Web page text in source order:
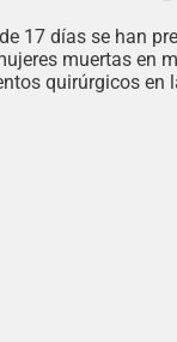
17 días se han
muertas en
quirúrgicos en